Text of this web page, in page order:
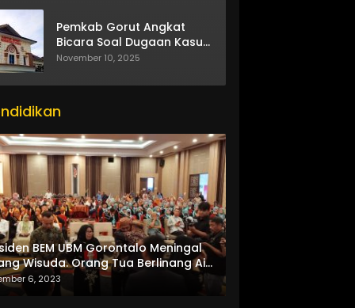
Pemkab Gorut Angkat
Bicara Soal Dugaan Kasus
Asusila Oknum ASN
November 10, 2025
BEM UBM Gorontalo Meningal
Wisuda. Orang Tua Berlinang Air
Menerima SKL dan Pemasangan
6, 2023